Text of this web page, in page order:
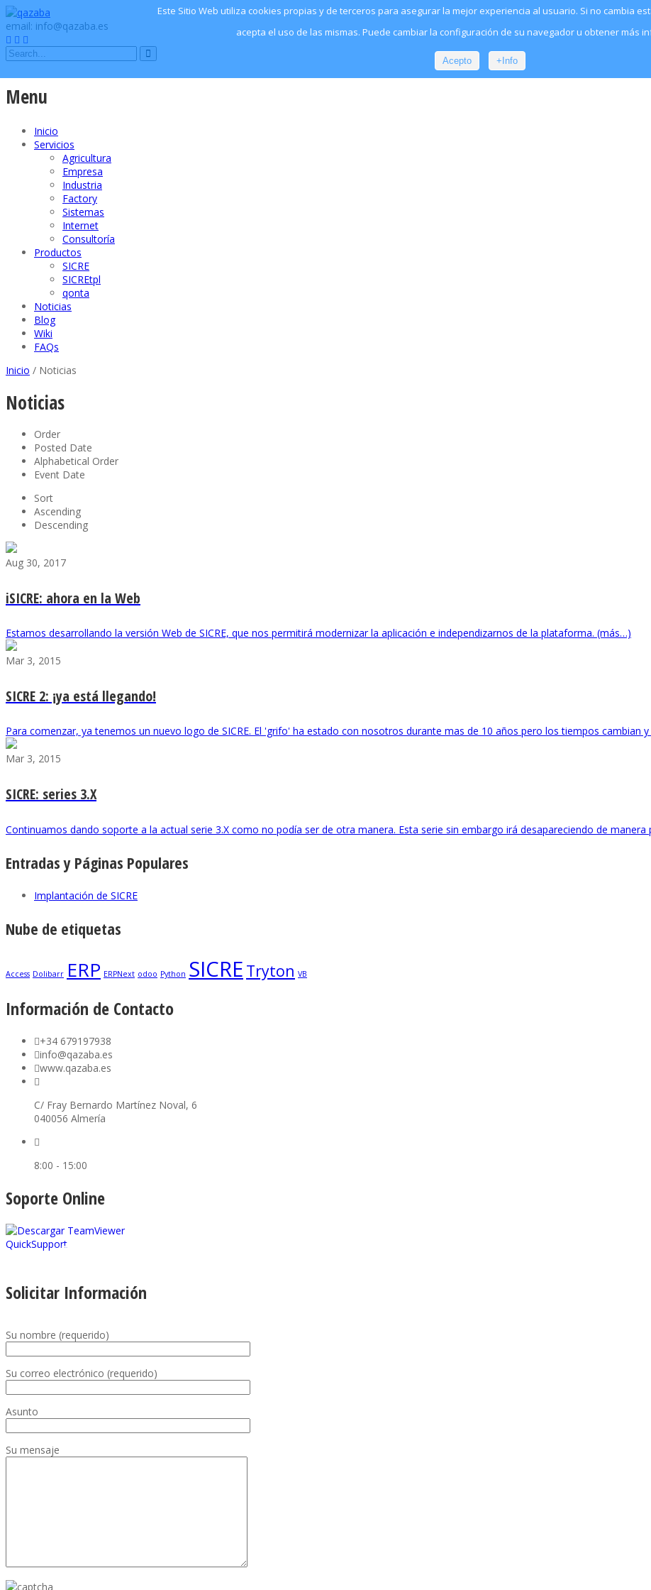
email: info@qazaba.es
Menu
Inicio
Servicios
Agricultura
Empresa
Industria
Factory
Sistemas
Internet
Consultoría
Productos
SICRE
SICREtpl
qonta
Noticias
Blog
Wiki
FAQs
Inicio / Noticias
Noticias
Order
Posted Date
Alphabetical Order
Event Date
Sort
Ascending
Descending
Aug 30, 2017
iSICRE: ahora en la Web
Estamos desarrollando la versión Web de SICRE, que nos permitirá modernizar la aplicación e independizarnos de la plataforma. (más…)
Mar 3, 2015
SICRE 2: ¡ya está llegando!
Para comenzar, ya tenemos un nuevo logo de SICRE. El 'grifo' ha estado con nosotros durante mas de 10 años pero los tiempos cambian
Mar 3, 2015
SICRE: series 3.X
Continuamos dando soporte a la actual serie 3.X como no podía ser de otra manera. Esta serie sin embargo irá desapareciendo de manera
Entradas y Páginas Populares
Implantación de SICRE
Nube de etiquetas
Access Dolibarr ERP ERPNext odoo Python SICRE Tryton VB
Información de Contacto
+34 679197938
info@qazaba.es
www.qazaba.es
C/ Fray Bernardo Martínez Noval, 6
040056 Almería
8:00 - 15:00
Soporte Online
Descargar TeamViewer
Solicitar Información
Su nombre (requerido)
Su correo electrónico (requerido)
Asunto
Su mensaje
Este Sitio Web utiliza cookies propias y de terceros para asegurar la mejor experiencia al usuario. Si no cambia
acepta el uso de las mismas. Puede cambiar la configuración de su navegador u obtener más
Acepto +Info